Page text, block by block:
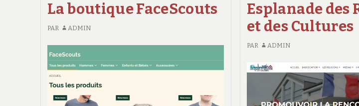
La boutique FaceScouts
PAR ADMIN
Esplanade des
et des Cultures
PAR ADMIN